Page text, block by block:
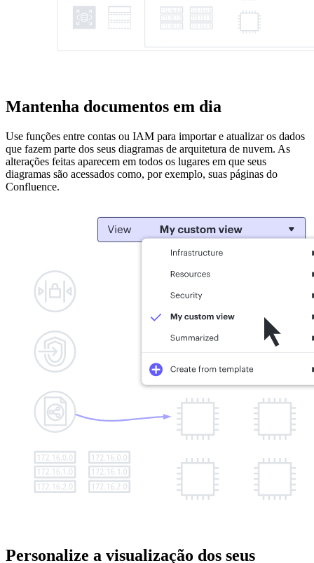
Mantenha documentos em dia
Use funções entre contas ou IAM para importar e atualizar os dados
que fazem parte dos seus diagramas de arquitetura de nuvem. As
alterações feitas aparecem em todos os lugares em que seus
diagramas são acessados como, por exemplo, suas páginas do
Confluence.
Personalize a visualização dos seus